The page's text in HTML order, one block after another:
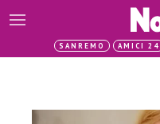
SANREMO AMICI 24